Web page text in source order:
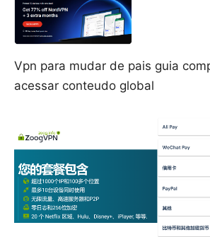
Vpn para mudar de pais guia
acessar conteudo global